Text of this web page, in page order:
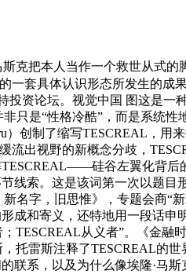
把本人当作一个救世从式的
套具体认识形态所发生的成
投资论坛。视觉中国 图这是
只是“性格冷酷”，而是系统
）创制了缩写TESCREAL，
出视野的新概念分歧，
TESCREAL——硅谷左翼化背
线索。这是该词第一次以题
名字，旧思惟》，专题会商
成和寄义，还特地用一段话
TESCREAL从义者”。《金融
托雷斯注释了TESCREAL的
联系，以及为什么像埃隆·马